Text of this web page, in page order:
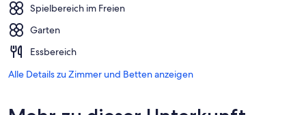
Spielbereich im Freien
Garten
Essbereich
Alle Details zu Zimmer und Betten anzeigen